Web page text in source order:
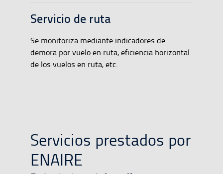
Servicio de ruta
Se monitoriza mediante indicadores de
demora por vuelo en ruta, eficiencia horizontal
de los vuelos en ruta, etc.
Servicios prestados por
ENAIRE